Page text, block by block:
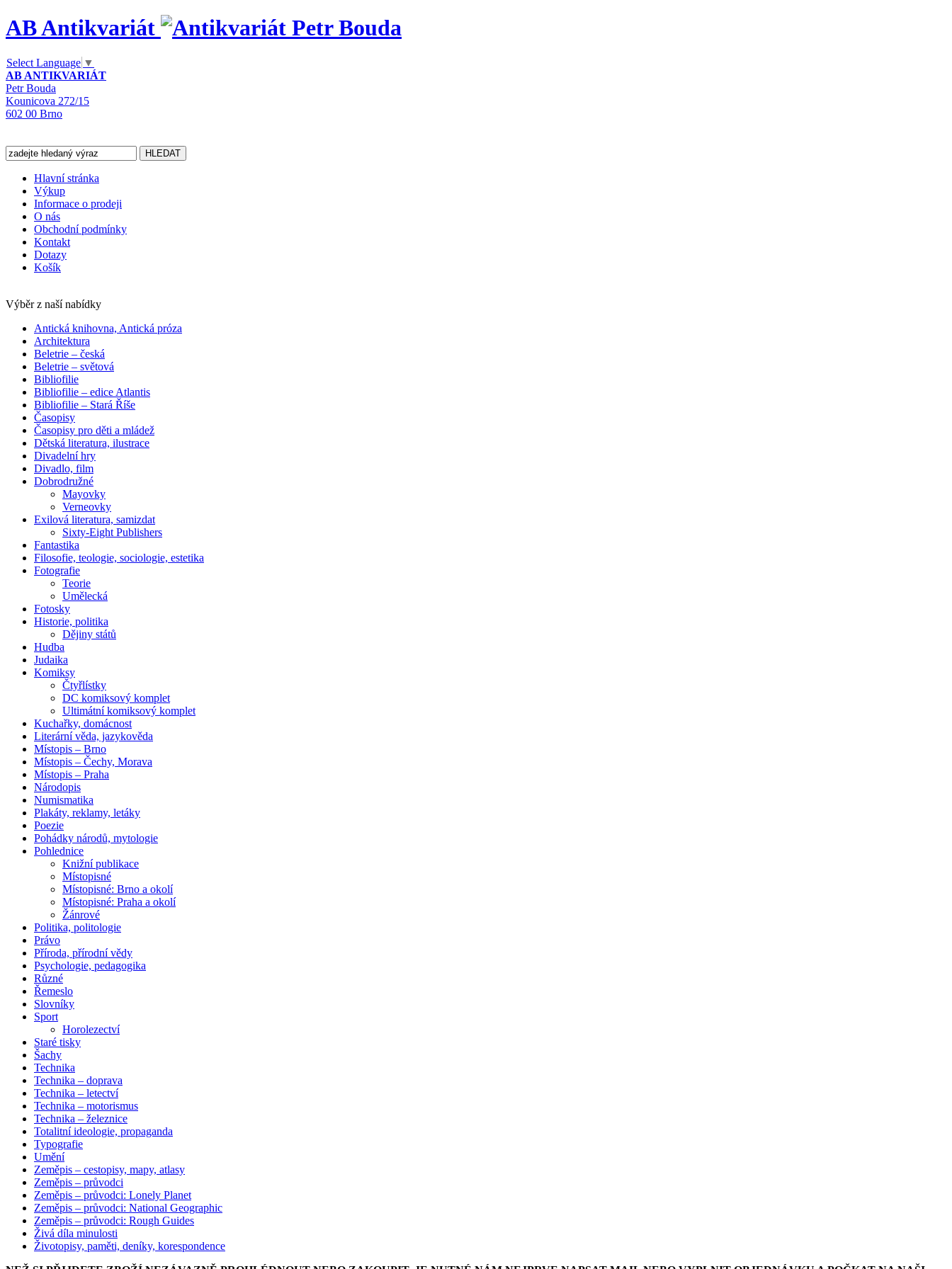
AB Antikvariát
Select Language ▼
AB ANTIKVARIÁT
Petr Bouda
Kounicova 272/15
602 00 Brno
Hlavní stránka
Výkup
Informace o prodeji
O nás
Obchodní podmínky
Kontakt
Dotazy
Košík
Výběr z naší nabídky
Antická knihovna, Antická próza
Architektura
Beletrie – česká
Beletrie – světová
Bibliofilie
Bibliofilie – edice Atlantis
Bibliofilie – Stará Říše
Časopisy
Časopisy pro děti a mládež
Dětská literatura, ilustrace
Divadelní hry
Divadlo, film
Dobrodružné
Mayovky
Verneovky
Exilová literatura, samizdat
Sixty-Eight Publishers
Fantastika
Filosofie, teologie, sociologie, estetika
Fotografie
Teorie
Umělecká
Fotosky
Historie, politika
Dějiny států
Hudba
Judaika
Komiksy
Čtyřlístky
DC komiksový komplet
Ultimátní komiksový komplet
Kuchařky, domácnost
Literární věda, jazykověda
Místopis – Brno
Místopis – Čechy, Morava
Místopis – Praha
Národopis
Numismatika
Plakáty, reklamy, letáky
Poezie
Pohádky národů, mytologie
Pohlednice
Knižní publikace
Místopisné
Místopisné: Brno a okolí
Místopisné: Praha a okolí
Žánrové
Politika, politologie
Právo
Příroda, přírodní vědy
Psychologie, pedagogika
Různé
Řemeslo
Slovníky
Sport
Horolezectví
Staré tisky
Šachy
Technika
Technika – doprava
Technika – letectví
Technika – motorismus
Technika – železnice
Totalitní ideologie, propaganda
Typografie
Umění
Zeměpis – cestopisy, mapy, atlasy
Zeměpis – průvodci
Zeměpis – průvodci: Lonely Planet
Zeměpis – průvodci: National Geographic
Zeměpis – průvodci: Rough Guides
Živá díla minulosti
Životopisy, paměti, deníky, korespondence